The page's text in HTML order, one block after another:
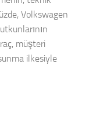
Volkswagen
müşteri
ilkesiyle